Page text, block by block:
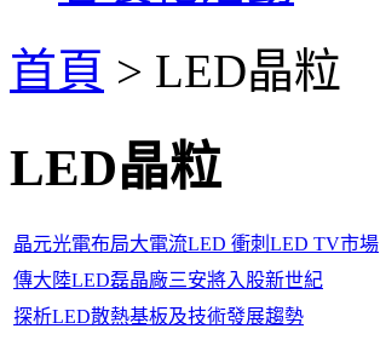
首頁 > LED晶粒
LED晶粒
晶元光電布局大電流LED 衝刺LED TV市場
傳大陸LED磊晶廠三安將入股新世紀
探析LED散熱基板及技術發展趨勢